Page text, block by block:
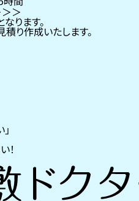
ります。
り作成いたします。
！